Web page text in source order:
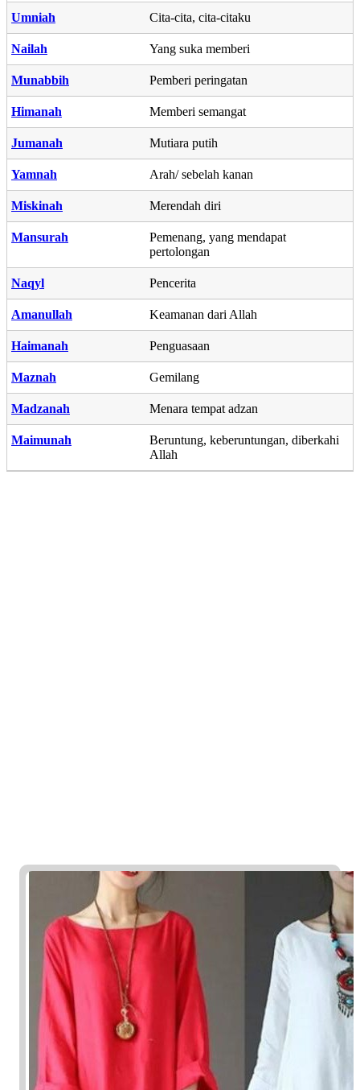
Umniah Cita-cita, cita-citaku
Nailah Yang suka memberi
Munabbih Pemberi peringatan
Himanah Memberi semangat
Jumanah Mutiara putih
Yamnah Arah/ sebelah kanan
Miskinah Merendah diri
Mansurah
Pemenang, yang mendapat
pertolongan
Naqyl Pencerita
Amanullah Keamanan dari Allah
Haimanah Penguasaan
Maznah Gemilang
Madzanah Menara tempat adzan
Maimunah
Beruntung, keberuntungan, diberkahi
Allah